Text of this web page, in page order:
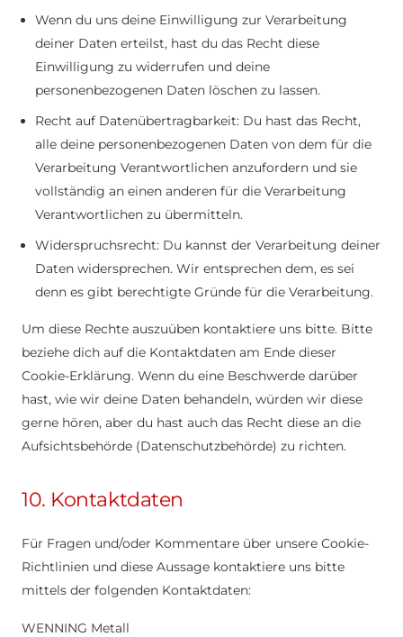
Wenn du uns deine Einwilligung zur Verarbeitung
deiner Daten erteilst, hast du das Recht diese
Einwilligung zu widerrufen und deine
personenbezogenen Daten löschen zu lassen.
Recht auf Datenübertragbarkeit: Du hast das Recht,
alle deine personenbezogenen Daten von dem für die
Verarbeitung Verantwortlichen anzufordern und sie
vollständig an einen anderen für die Verarbeitung
Verantwortlichen zu übermitteln.
Widerspruchsrecht: Du kannst der Verarbeitung deiner
Daten widersprechen. Wir entsprechen dem, es sei
denn es gibt berechtigte Gründe für die Verarbeitung.
Um diese Rechte auszuüben kontaktiere uns bitte. Bitte
beziehe dich auf die Kontaktdaten am Ende dieser
Cookie-Erklärung. Wenn du eine Beschwerde darüber
hast, wie wir deine Daten behandeln, würden wir diese
gerne hören, aber du hast auch das Recht diese an die
Aufsichtsbehörde (Datenschutzbehörde) zu richten.
10. Kontaktdaten
Für Fragen und/oder Kommentare über unsere Cookie-
Richtlinien und diese Aussage kontaktiere uns bitte
mittels der folgenden Kontaktdaten:
WENNING Metall